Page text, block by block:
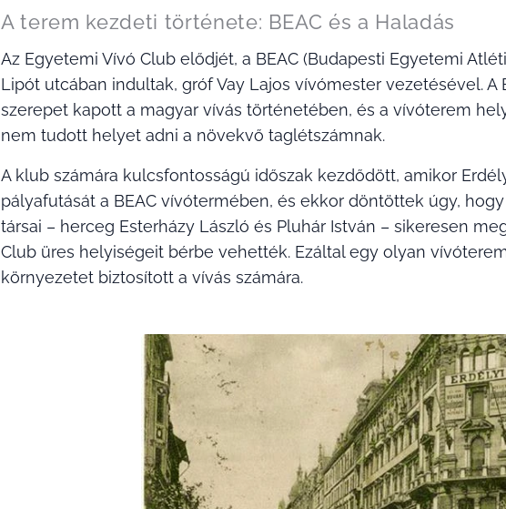
A terem kezdeti története: BEAC és a Haladás
Az Egyetemi Vívó Club elődjét, a BEAC (Budapesti Egyetemi
Lipót utcában indultak, gróf Vay Lajos vívómester vezetésével.
szerepet kapott a magyar vívás történetében, és a vívóterem
nem tudott helyet adni a növekvő taglétszámnak.
A klub számára kulcsfontosságú időszak kezdődött, amikor
pályafutását a BEAC vívótermében, és ekkor döntöttek úgy,
társai – herceg Esterházy László és Pluhár István – sikeresen
Club üres helyiségeit bérbe vehették. Ezáltal egy olyan
környezetet biztosított a vívás számára.